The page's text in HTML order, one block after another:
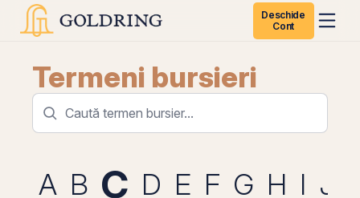
Deschide
Cont
Termeni bursieri
A B C D E F G H I J